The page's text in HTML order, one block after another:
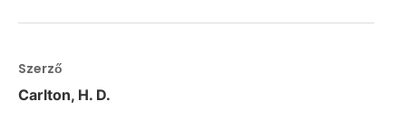
Szerző
Carlton, H. D.